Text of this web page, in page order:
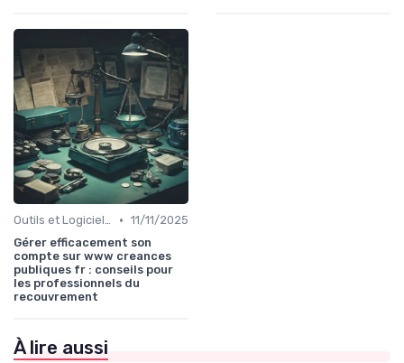
Outils et Logiciels de Gestion de Créances • 11/11/2025
Gérer efficacement son
compte sur www creances
publiques fr : conseils pour
les professionnels du
recouvrement
À lire aussi